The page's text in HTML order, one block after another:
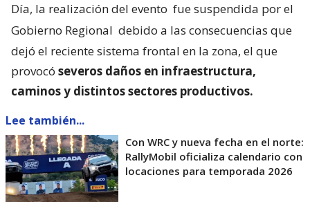
Día, la realización del evento fue suspendida por el
Gobierno Regional debido a las consecuencias que
dejó el reciente sistema frontal en la zona, el que
provocó severos daños en infraestructura,
caminos y distintos sectores productivos.
Lee también...
Con WRC y nueva fecha en el norte:
RallyMobil oficializa calendario con
locaciones para temporada 2026